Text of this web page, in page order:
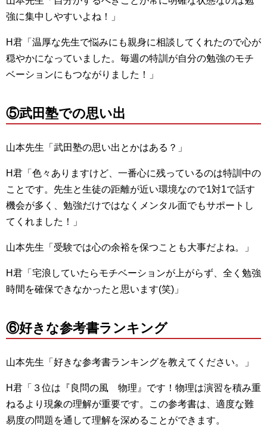
強に集中しやすいよね！」
H君「温厚な先生で悩みにも親身に相談してくれたので心が
穏やかになっていました。毎週の特訓が自分の勉強のモチ
ベーションにもつながりました！」
⑤武田塾での思い出
山本先生「武田塾の思い出とかはある？」
H君「色々ありますけど、一番心に残っているのは特訓中の
ことです。先生と生徒の距離が近い環境なので1対1で話す
機会が多く、勉強だけではなくメンタル面でもサポートし
てくれました！」
山本先生「受験では心の余裕を保つことも大事だよね。」
H君「宅浪していたらモチベーションが上がらず、全く勉強
時間を確保できなかったと思います(笑)」
⑥好きな参考書ランキング
山本先生「好きな参考書ランキングを教えてください。」
H君「３位は『良問の風 物理』です！物理は演習を積み重
ねるより現象の理解が重要です。この参考書は、適度な難
易度の問題を通して理解を深めることができます。